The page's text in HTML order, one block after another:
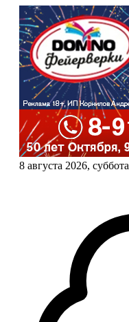
8 августа 2026, суббота